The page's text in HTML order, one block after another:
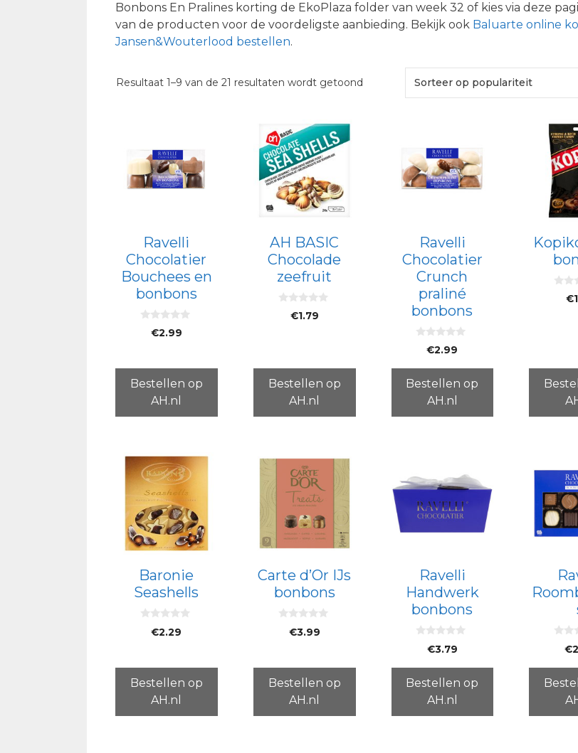
Bonbons En Pralines korting de EkoPlaza folder van week 32 of kies via deze
van de producten voor de voordeligste aanbieding. Bekijk ook Baluarte online
Jansen&Wouterlood bestellen.
Resultaat 1–9 van de 21 resultaten wordt getoond Gesorteerd
Ravelli
Chocolatier
Bouchees en
bonbons
€2.99
Bestellen op
AH.nl
AH BASIC
Chocolade
zeefruit
€1.79
Bestellen op
AH.nl
Ravelli
Chocolatier
Crunch
praliné
bonbons
5
€2.99
Bestellen op
AH.nl
€
Baronie
Seashells
€2.29
Bestellen op
AH.nl
Carte d’Or IJs
bonbons
€3.99
Bestellen op
AH.nl
Ravelli
Handwerk
bonbons
5
€3.79
Bestellen op
AH.nl
5
€